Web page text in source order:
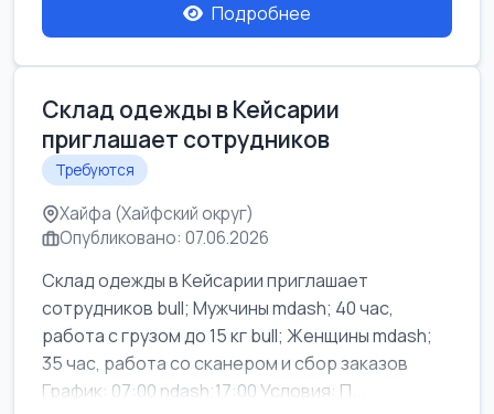
Подробнее
Склад одежды в Кейсарии
приглашает сотрудников
Требуются
Хайфа (Хайфский округ)
Опубликовано: 07.06.2026
Склад одежды в Кейсарии приглашает
сотрудников bull; Мужчины mdash; 40 час,
работа с грузом до 15 кг bull; Женщины mdash;
35 час, работа со сканером и сбор заказов
График: 07:00 ndash;17:00 Условия: П...